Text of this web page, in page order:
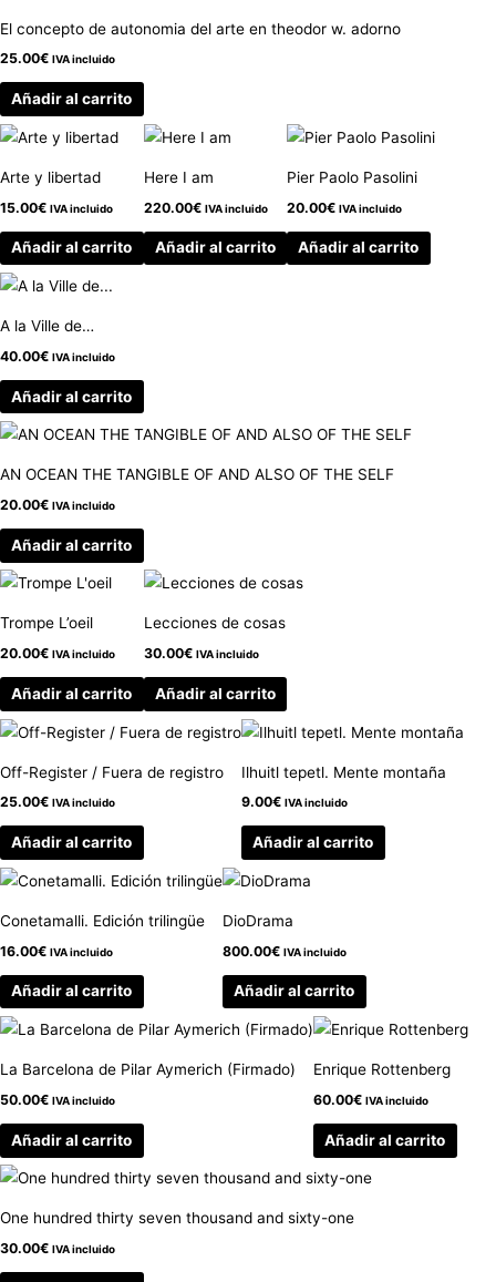
El concepto de autonomia del arte en theodor w. adorno
25.00€ IVA incluido
Añadir al carrito
Arte y libertad
15.00€ IVA incluido
Añadir al carrito
Here I am
220.00€ IVA incluido
Añadir al carrito
Pier Paolo Pasolini
20.00€ IVA incluido
Añadir al carrito
A la Ville de…
40.00€ IVA incluido
Añadir al carrito
AN OCEAN THE TANGIBLE OF AND ALSO OF THE SELF
20.00€ IVA incluido
Añadir al carrito
Trompe L’oeil
20.00€ IVA incluido
Añadir al carrito
Lecciones de cosas
30.00€ IVA incluido
Añadir al carrito
Off-Register / Fuera de registro
25.00€ IVA incluido
Añadir al carrito
Ilhuitl tepetl. Mente montaña
9.00€ IVA incluido
Añadir al carrito
Conetamalli. Edición trilingüe
16.00€ IVA incluido
Añadir al carrito
DioDrama
800.00€ IVA incluido
Añadir al carrito
La Barcelona de Pilar Aymerich (Firmado)
50.00€ IVA incluido
Añadir al carrito
Enrique Rottenberg
60.00€ IVA incluido
Añadir al carrito
One hundred thirty seven thousand and sixty-one
30.00€ IVA incluido